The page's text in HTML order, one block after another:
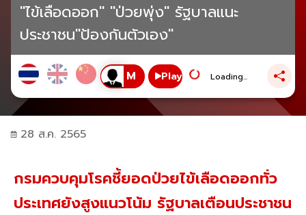
"ไข้เลือดออก" "ป่วยพุ่ง" รัฐบาลแนะ
ประชาชน"ป้องกันตัวเอง"
Play Loading...
28 ส.ค. 2565
กรมควบคุมโรคชี้ยอดป่วยไข้เลือดออกทั่ว
ประเทศยังสูงแนวโน้ม รัฐบาลเตือนประชาชน